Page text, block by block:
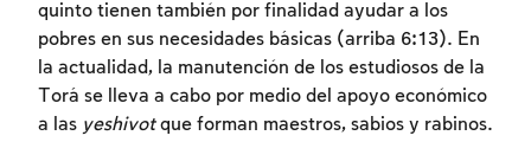
quinto tienen también por finalidad ayudar a los
pobres en sus necesidades básicas (arriba 6:13). En
la actualidad, la manutención de los estudiosos de la
Torá se lleva a cabo por medio del apoyo económico
a las yeshivotque forman maestros, sabios y rabinos.